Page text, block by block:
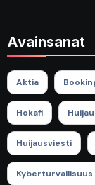
Avainsanat
Aktia
Hokafi
Huijausviesti
Kyberturvallisuus